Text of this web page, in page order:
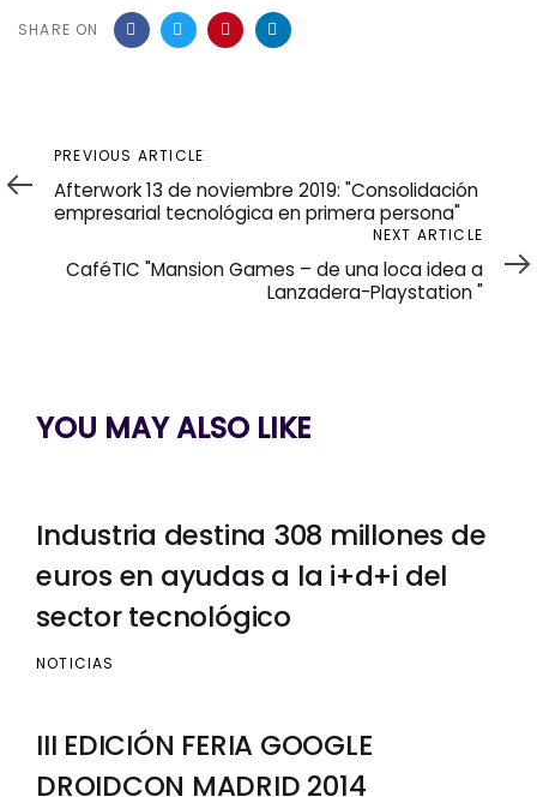
SHARE ON
Previous
Article
PREVIOUS ARTICLE
Afterwork 13 de noviembre 2019: "Consolidación
empresarial tecnológica en primera persona"
Article
NEXT ARTICLE
CaféTIC "Mansion Games – de una loca idea a
Lanzadera-Playstation "
YOU MAY ALSO LIKE
Industria destina 308 millones de
euros en ayudas a la i+d+i del
sector tecnológico
NOTICIAS
III EDICIÓN FERIA GOOGLE
DROIDCON MADRID 2014